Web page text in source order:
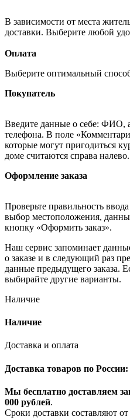
В зависимости от места
доставки. Выберите любой
Оплата
Выберите оптимальный
Покупатель
Введите данные о себе: ФИО,
телефона. В поле
которые могут пригодиться
доме считаются справа налево.
Оформление заказа
Проверьте правильность
выбор местоположения,
кнопку «Оформить заказ».
Наш сервис запоминает
о заказе и в следующий раз
данные предыдущего заказа.
выбирайте другие варианты.
Наличие
Наличие
Доставка и оплата
Доставка товаров по России:
Мы бесплатно доставляем
000 рублей.
Сроки доставки составляют